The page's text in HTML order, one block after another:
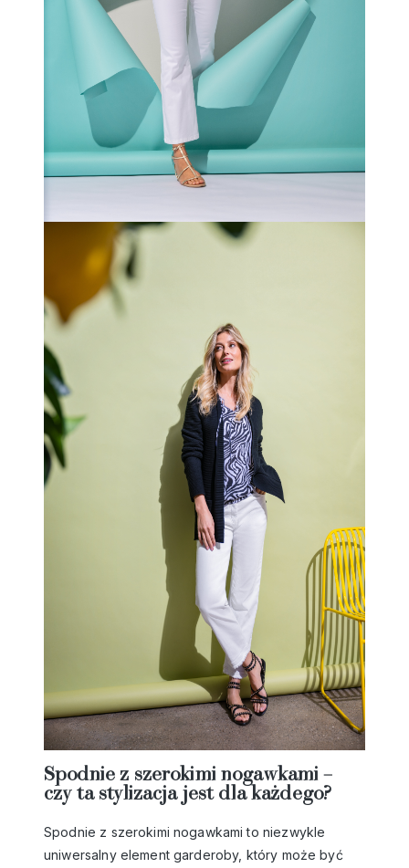
Spodnie z szerokimi nogawkami –
czy ta stylizacja jest dla każdego?
Spodnie z szerokimi nogawkami to niezwykle
uniwersalny element garderoby, który może być